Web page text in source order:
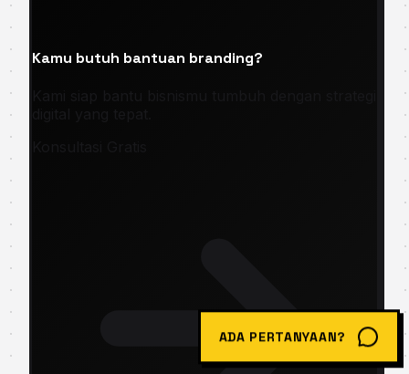
Kamu butuh bantuan branding?
ADA PERTANYAAN?